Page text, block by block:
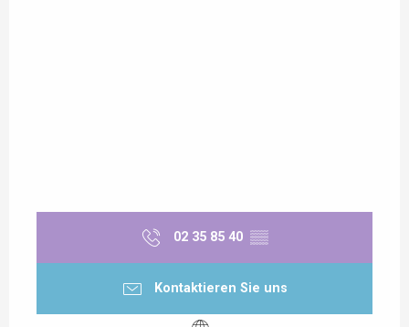
02 35 85 40 ▒▒
Kontaktieren Sie uns